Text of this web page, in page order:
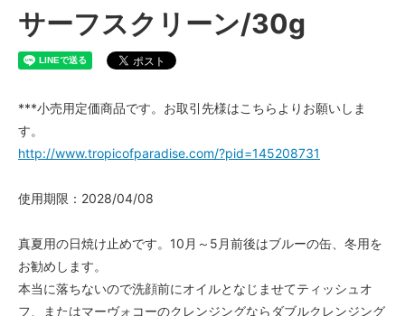
サーフスクリーン/30g
***小売用定価商品です。お取引先様はこちらよりお願いしま
す。
http://www.tropicofparadise.com/?pid=145208731
使用期限：2028/04/08
真夏用の日焼け止めです。10月～5月前後はブルーの缶、冬用を
お勧めします。
本当に落ちないので洗顔前にオイルとなじませてティッシュオ
フ、またはマーヴォコーのクレンジングならダブルクレンジング